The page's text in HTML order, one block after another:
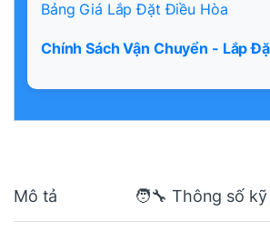
Bảng Giá Lắp Đặt Điều Hòa
Chính Sách Vận Chuyển - Lắp
Mô tả 🧑‍🔧 Thông số